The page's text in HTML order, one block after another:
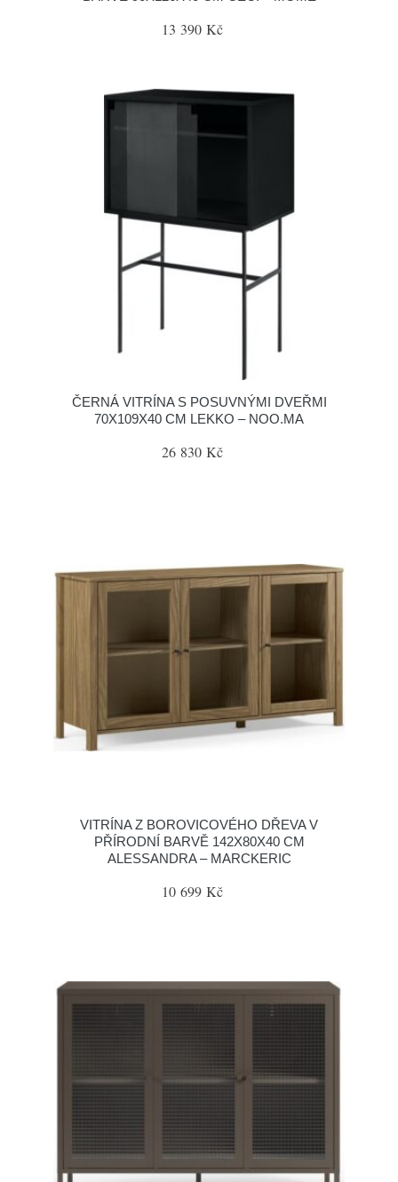
13 390 Kč
ČERNÁ VITRÍNA S POSUVNÝMI DVEŘMI
70X109X40 CM LEKKO – NOO.MA
26 830 Kč
VITRÍNA Z BOROVICOVÉHO DŘEVA V
PŘÍRODNÍ BARVĚ 142X80X40 CM
ALESSANDRA – MARCKERIC
10 699 Kč